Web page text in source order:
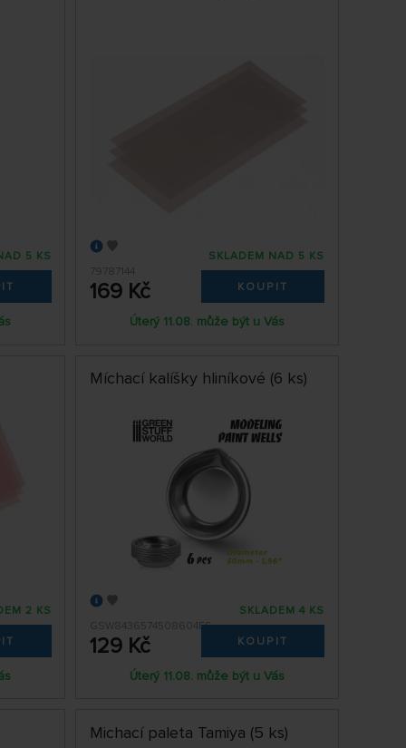
5 KS
79787144
169 Kč
SKLADEM NAD 5 KS
KOUPIT
Úterý 11.08. může být u Vás
2 KS
Míchací kalíšky hliníkové (6 ks)
GSW8436574508604ES
129 Kč
SKLADEM 4 KS
KOUPIT
Úterý 11.08. může být u Vás
Michací paleta Tamiya (5 ks)